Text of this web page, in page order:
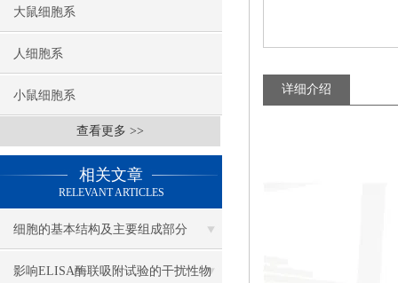
大鼠细胞系
人细胞系
小鼠细胞系
查看更多 >>
相关文章
RELEVANT ARTICLES
细胞的基本结构及主要组成部分
影响ELISA酶联吸附试验的干扰性物
详细介绍